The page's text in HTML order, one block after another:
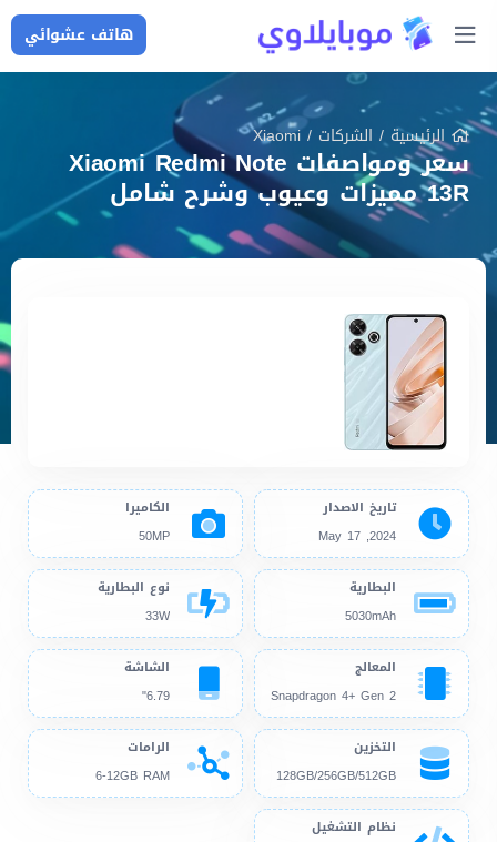
هاتف عشوائي
الرئيسية/ الشركات /
Xiaomi
سعر ومواصفات Xiaomi Redmi Note
13R مميزات وعيوب وشرح شامل
تاريخ الاصدار
2024, May 17
الكاميرا
50MP
البطارية
5030mAh
نوع البطارية
33W
المعالج
Snapdragon 4+ Gen 2
الشاشة
6.79"
التخزين
128GB/256GB/512GB
الرامات
6-12GB RAM
نظام التشغيل